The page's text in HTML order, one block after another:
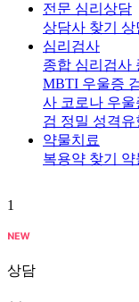
전문 심리상담
상담사 찾기 상
심리검사
종합 심리검사
MBTI 우울증
사 코로나 우
검 정밀 성격유
약물치료
복용약 찾기 약
1
상담